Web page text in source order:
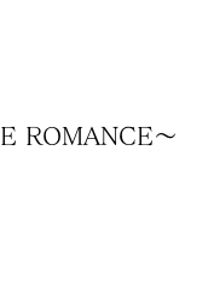
ROMANCE〜